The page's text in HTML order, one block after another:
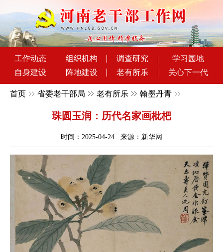
工作动态 组织机构 调查研究
学习园地
自身建设
阵地建设 老有所乐 关心下一代
首页 省委老干部局 老有所乐 翰墨丹青
珠圆玉润：历代名家画枇杷
时间：2025-04-24 来源：新华网